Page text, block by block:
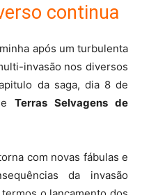
continua
após um turbulenta
invasão nos diversos
da saga, dia 8 de
Terras Selvagens de
com novas fábulas e
da invasão